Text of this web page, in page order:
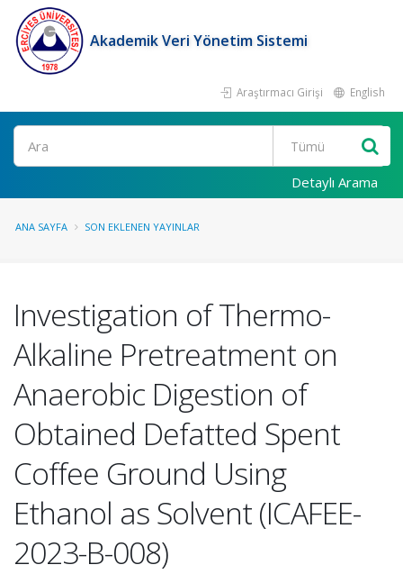
Akademik Veri Yönetim Sistemi
Araştırmacı Girişi English
Ara
Detaylı Arama
ANA SAYFA SON EKLENEN YAYINLAR
Investigation of Thermo-
Alkaline Pretreatment on
Anaerobic Digestion of
Obtained Defatted Spent
Coffee Ground Using
Ethanol as Solvent (ICAFEE-
2023-B-008)